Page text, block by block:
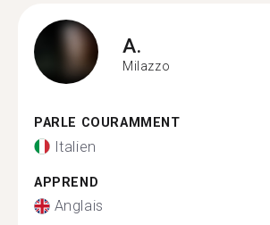
A.
Milazzo
PARLE COURAMMENT
Italien
APPREND
Anglais